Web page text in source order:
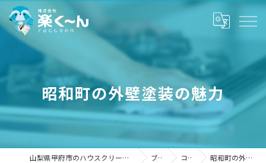
昭和町の外壁塗装の魅力
山梨県甲府市のハウスクリーニングなら株式会社楽く～ん ブログ コラム 昭和町の外壁塗装の魅力